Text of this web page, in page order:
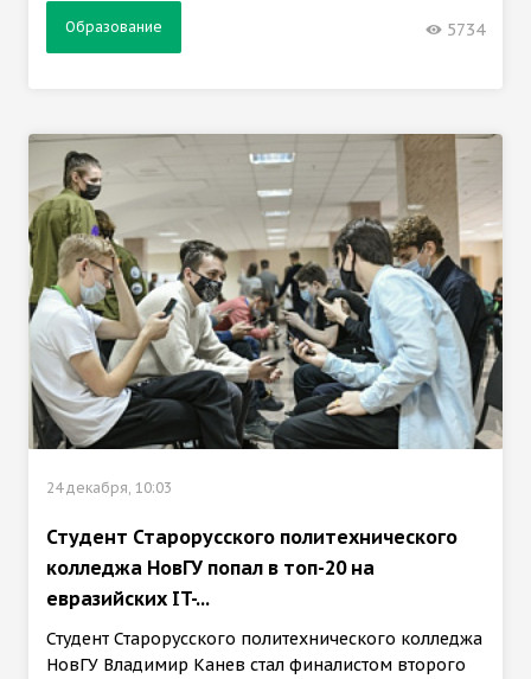
Образование 5734
24 декабря, 10:03
Студент Старорусского политехнического
колледжа НовГУ попал в топ-20 на
евразийских IT-...
Студент Старорусского политехнического колледжа
НовГУ Владимир Канев стал финалистом второго